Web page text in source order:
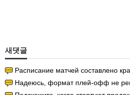
새댓글
Расписание матчей составлено крайне
Надеюсь, формат плей-офф не решат